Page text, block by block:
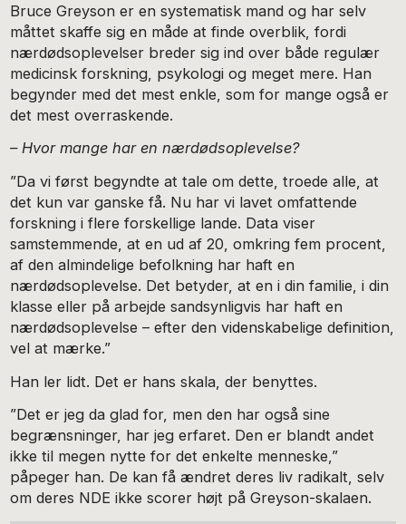
Bruce Greyson er en systematisk mand og har selv
måttet skaffe sig en måde at finde overblik, fordi
nærdødsoplevelser breder sig ind over både regulær
medicinsk forskning, psykologi og meget mere. Han
begynder med det mest enkle, som for mange også er
det mest overraskende.
– Hvor mange har en nærdødsoplevelse?
”Da vi først begyndte at tale om dette, troede alle, at
det kun var ganske få. Nu har vi lavet omfattende
forskning i flere forskellige lande. Data viser
samstemmende, at en ud af 20, omkring fem procent,
af den almindelige befolkning har haft en
nærdødsoplevelse. Det betyder, at en i din familie, i din
klasse eller på arbejde sandsynligvis har haft en
nærdødsoplevelse – efter den videnskabelige definition,
vel at mærke.”
Han ler lidt. Det er hans skala, der benyttes.
”Det er jeg da glad for, men den har også sine
begrænsninger, har jeg erfaret. Den er blandt andet
ikke til megen nytte for det enkelte menneske,”
påpeger han. De kan få ændret deres liv radikalt, selv
om deres NDE ikke scorer højt på Greyson-skalaen.